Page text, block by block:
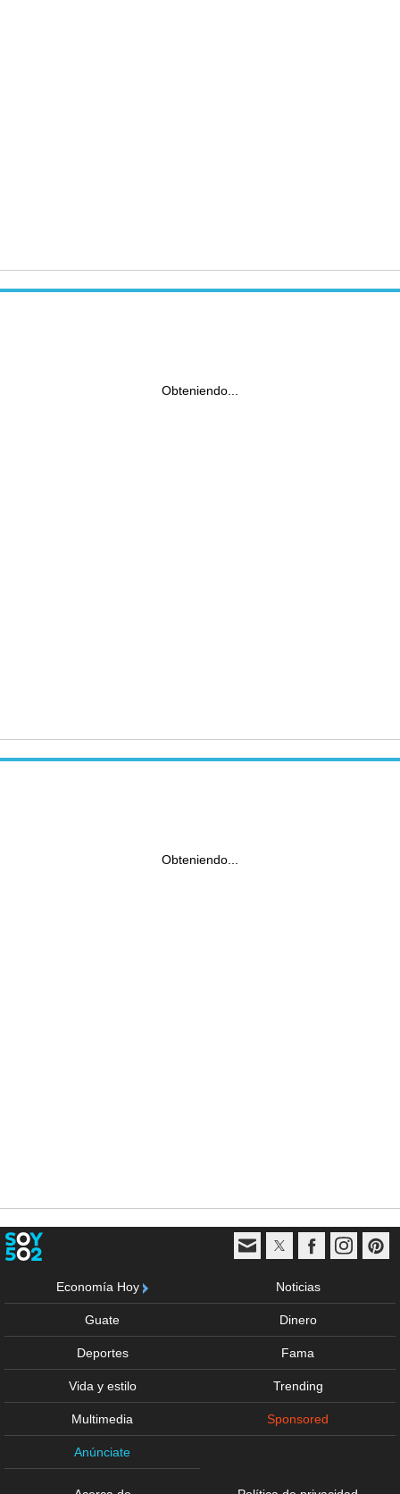
Obteniendo...
Obteniendo...
Economía Hoy Noticias
Guate Dinero
Deportes Fama
Vida y estilo Trending
Multimedia Sponsored
Anúnciate